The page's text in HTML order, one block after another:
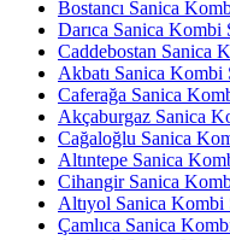
Bostancı Sanica
Darıca Sanica Kombi
Caddebostan Sanica
Akbatı Sanica Kombi
Caferağa Sanica
Akçaburgaz Sanica
Cağaloğlu Sanica
Altıntepe Sanica
Cihangir Sanica
Altıyol Sanica Kombi
Çamlıca Sanica